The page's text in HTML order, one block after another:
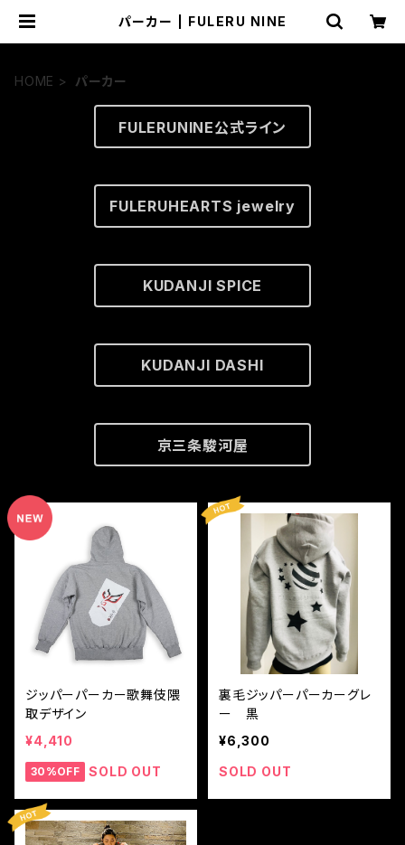
パーカー | FULERU NINE
HOME パーカー
FULERUNINE公式ライン
FULERUHEARTS jewelry
KUDANJI SPICE
KUDANJI DASHI
京三条駿河屋
ジッパーパーカー歌舞伎隈
取デザイン
¥4,410
30%OFF SOLD OUT
裏毛ジッパーパーカーグレ
ー 黒
¥6,300
SOLD OUT